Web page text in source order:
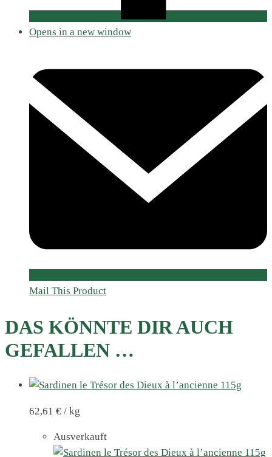
Opens in a new window
Mail This Product
DAS KÖNNTE DIR AUCH
GEFALLEN …
62,61 € / kg
Ausverkauft